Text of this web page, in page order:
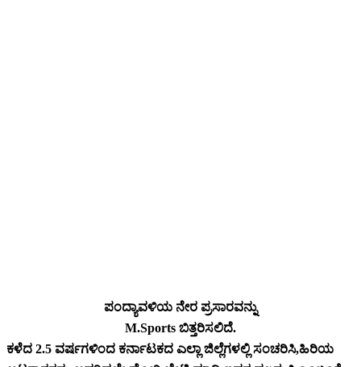
ಪಂದ್ಯಾವಳಿಯ ನೇರ ಪ್ರಸಾರವನ್ನು
M.Sports ಬಿತ್ತರಿಸಲಿದೆ.
ಕಳೆದ 2.5 ವರ್ಷಗಳಿಂದ ಕರ್ನಾಟಕದ ಎಲ್ಲಾ ಜಿಲ್ಲೆಗಳಲ್ಲಿ ಸಂಚರಿಸಿ,ಹಿರಿಯ